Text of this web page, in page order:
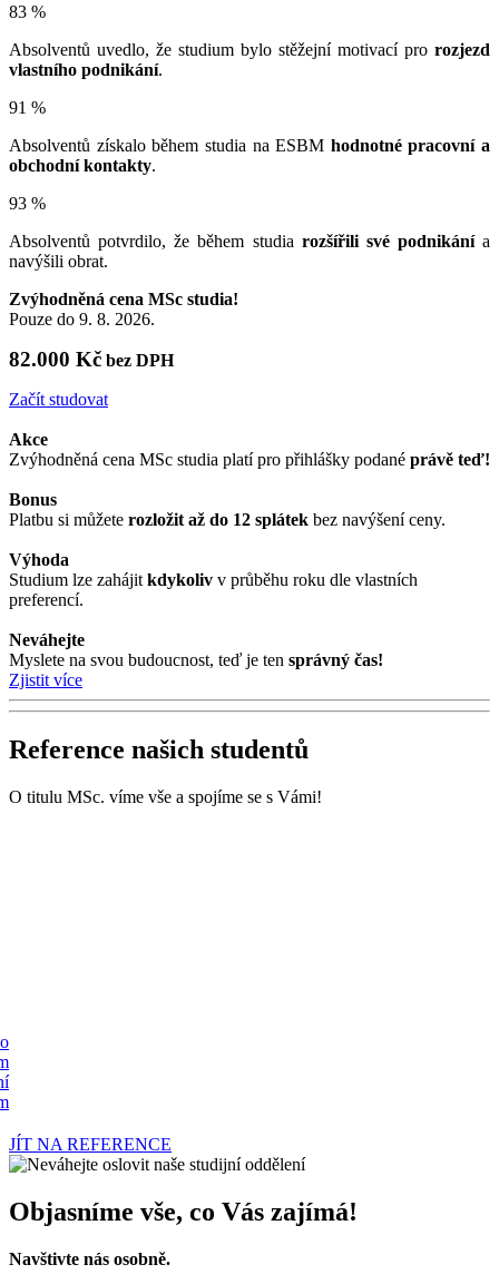
83 %
Absolventů uvedlo, že studium bylo stěžejní motivací pro rozjezd
vlastního podnikání.
91 %
Absolventů získalo během studia na ESBM hodnotné pracovní a
obchodní kontakty.
93 %
Absolventů potvrdilo, že během studia rozšířili své podnikánía
navýšili obrat.
Zvýhodněná cena MSc studia!
Pouze do 9. 8. 2026.
82.000 Kč bez DPH
Začít studovat
Akce
Zvýhodněná cena MSc studia platí pro přihlášky podané právě teď!
Bonus
Platbu si můžete rozložit až do 12 splátek bez navýšení ceny.
Výhoda
Studium lze zahájit kdykoliv v průběhu roku dle vlastních
preferencí.
Neváhejte
Myslete na svou budoucnost, teď je ten správný čas!
Zjistit více
Reference našich studentů
O titulu MSc. víme vše a spojíme se s Vámi!
JÍT NA REFERENCE
Objasníme vše, co Vás zajímá!
Navštivte nás osobně.